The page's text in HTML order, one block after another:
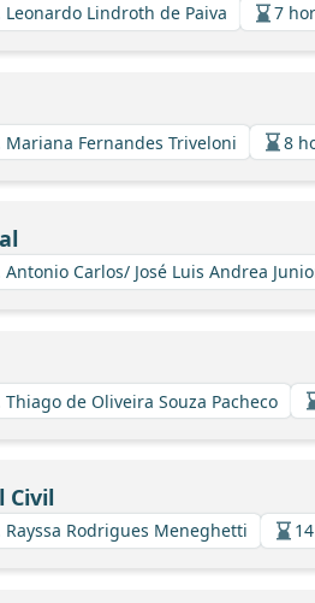
Leonardo Lindroth de Paiva 7
Mariana Fernandes Triveloni 8
Antonio Carlos/ José Luis Andrea
Thiago de Oliveira Souza Pacheco
Civil
Rayssa Rodrigues Meneghetti